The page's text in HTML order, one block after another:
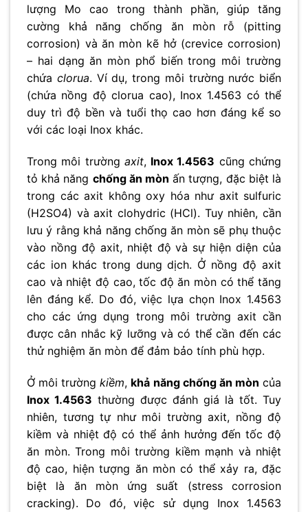
lượng Mo cao trong thành phần, giúp tăng
cường khả năng chống ăn mòn rỗ (pitting
corrosion) và ăn mòn kẽ hở (crevice corrosion)
– hai dạng ăn mòn phổ biến trong môi trường
chứa clorua. Ví dụ, trong môi trường nước biển
(chứa nồng độ clorua cao), Inox 1.4563 có thể
duy trì độ bền và tuổi thọ cao hơn đáng kể so
với các loại Inox khác.
Trong môi trường axit, Inox 1.4563 cũng chứng
tỏ khả năng chống ăn mòn ấn tượng, đặc biệt là
trong các axit không oxy hóa như axit sulfuric
(H2SO4) và axit clohydric (HCl). Tuy nhiên, cần
lưu ý rằng khả năng chống ăn mòn sẽ phụ thuộc
vào nồng độ axit, nhiệt độ và sự hiện diện của
các ion khác trong dung dịch. Ở nồng độ axit
cao và nhiệt độ cao, tốc độ ăn mòn có thể tăng
lên đáng kể. Do đó, việc lựa chọn Inox 1.4563
cho các ứng dụng trong môi trường axit cần
được cân nhắc kỹ lưỡng và có thể cần đến các
thử nghiệm ăn mòn để đảm bảo tính phù hợp.
Ở môi trườngkiềm, khả năng chống ăn mòn của
Inox 1.4563 thường được đánh giá là tốt. Tuy
nhiên, tương tự như môi trường axit, nồng độ
kiềm và nhiệt độ có thể ảnh hưởng đến tốc độ
ăn mòn. Trong môi trường kiềm mạnh và nhiệt
độ cao, hiện tượng ăn mòn có thể xảy ra, đặc
biệt là ăn mòn ứng suất (stress corrosion
cracking). Do đó, việc sử dụng Inox 1.4563